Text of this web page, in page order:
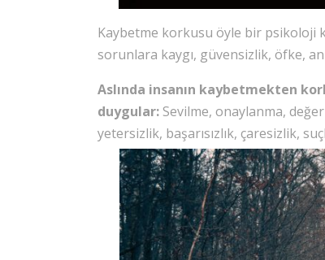
Kaybetme korkusu öyle bir psikoloji
sorunlara kaygı, güvensizlik, öfke,
Aslında insanın kaybetmekten
duygular: Sevilme, onaylanma,
yetersizlik, başarısızlık, çaresizlik,